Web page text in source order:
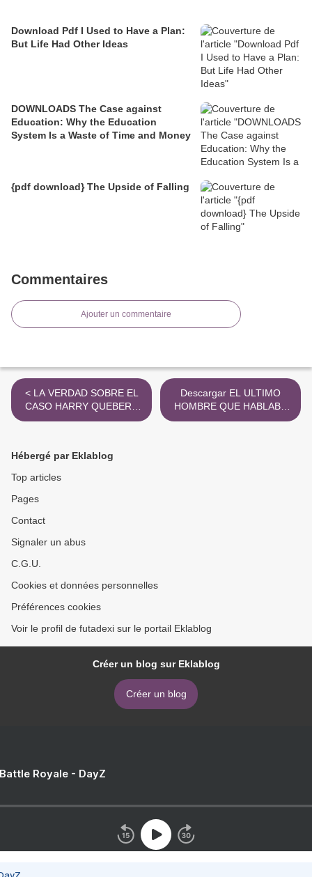
Download Pdf I Used to Have a Plan:
But Life Had Other Ideas
DOWNLOADS The Case against
Education: Why the Education
System Is a Waste of Time and Money
{pdf download} The Upside of Falling
Commentaires
Ajouter un commentaire
< LA VERDAD SOBRE EL
CASO HARRY QUEBERT
leer epub gratis
Descargar EL ULTIMO
HOMBRE QUE HABLABA
CATALAN CARLES
Hébergé par Eklablog
Top articles
Pages
Contact
Signaler un abus
C.G.U.
Cookies et données personnelles
Préférences cookies
Voir le profil de futadexi sur le portail Eklablog
Créer un blog sur Eklablog
Créer un blog
Royale - DayZ